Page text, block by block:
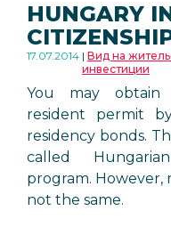
HUNGARY
17.07.2014 Вид на
инвестиции
You may obtain
resident permit
residency bonds.
called
program. However,
not the same.